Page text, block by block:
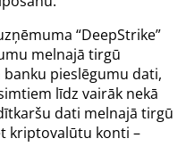
“DeepStrike”
melnajā tirgū
pieslēgumu dati,
līdz vairāk nekā
dati melnajā tirgū
kriptovalūtu konti –